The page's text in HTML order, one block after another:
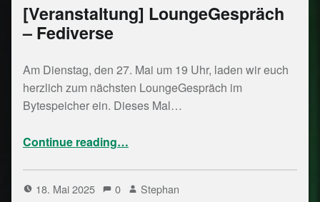
[Veranstaltung] LoungeGespräch
– Fediverse
Am Dienstag, den 27. Mai um 19 Uhr, laden wir euch
herzlich zum nächsten LoungeGespräch im
Bytespeicher ein. Dieses Mal…
Continue reading…
18. Mai 2025 0 Stephan